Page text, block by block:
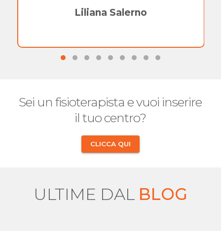
Liliana Salerno
Sei un fisioterapista e vuoi inserire
il tuo centro?
CLICCA QUI
ULTIME DAL BLOG